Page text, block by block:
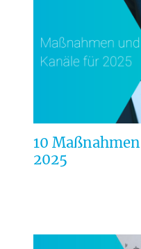
10
2025